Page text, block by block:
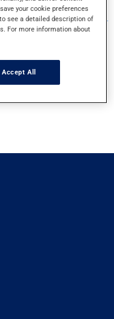
U
PAR JOUR FEM.
your cookie preferences
see a detailed description of
For more information about
Accept All